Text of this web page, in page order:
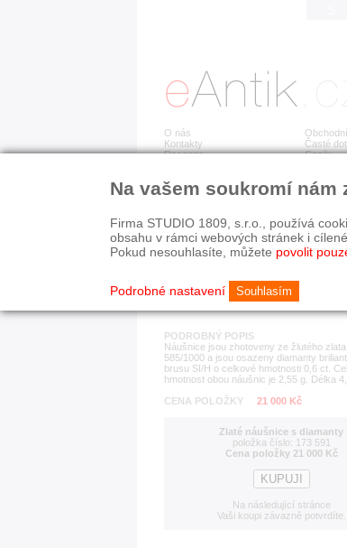
O nás
Kontakty
Recenze
Časté
Ceník
Detail položky č. 173
PODROBNÝ POPIS
Náušnice jsou zhotoveny ze žlutého
585/1000 a jsou osazeny diamanty
brusu SI/H o celkové hmotnosti 0,6 ct.
hmotnost obou náušnic je 2,55 g. Délka
CENA POLOŽKY
21 000 Kč
Zlaté náušnice s diamanty
položka číslo: 173 591
Cena položky 21 000 Kč
Na následující stránce
Vaši koupi závazně potvrdíte.
Na vašem soukromí nám
Firma STUDIO 1809, s.r.o., používá
obsahu v rámci webových stránek i
Pokud nesouhlasíte, můžete povolit
Podrobné nastavení Souhlasím